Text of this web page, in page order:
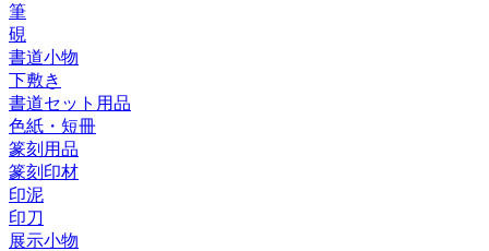
筆
硯
書道小物
下敷き
書道セット用品
色紙・短冊
篆刻用品
篆刻印材
印泥
印刀
展示小物